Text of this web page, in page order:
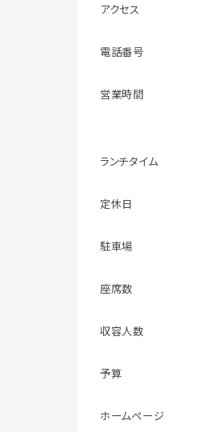
アクセス
電話番号
営業時間
ランチタイム
定休日
駐車場
座席数
収容人数
予算
ホームページ